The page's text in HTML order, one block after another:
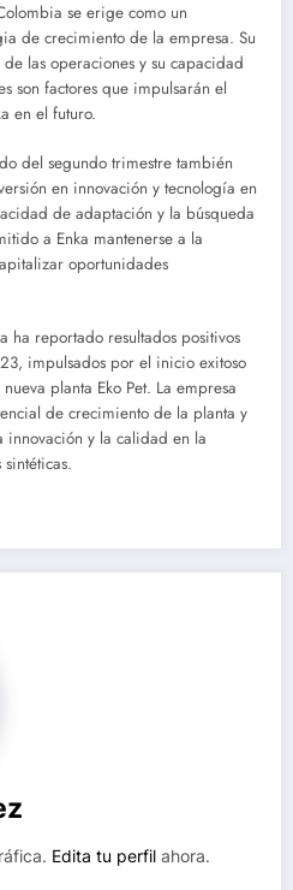
se erige como un
de crecimiento de la empresa. Su
las operaciones y su capacidad
son factores que impulsarán el
en el futuro.
del segundo trimestre también
en innovación y tecnología en
de adaptación y la búsqueda
a Enka mantenerse a la
oportunidades
ha reportado resultados positivos
impulsados por el inicio exitoso
planta Eko Pet. La empresa
de crecimiento de la planta y
innovación y la calidad en la
Edita tu perfil ahora.